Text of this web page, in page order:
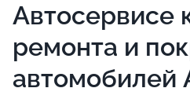
Автосервисе
ремонта и
автомобилей